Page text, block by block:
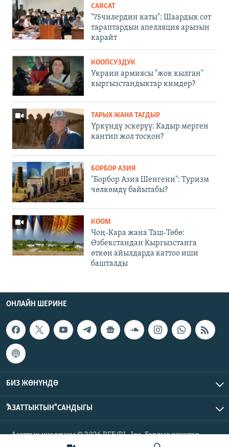
САЯСАТ
"75чилердин каты": Шаардык сот
тараптардын апелляция арызын
карайт
КООПСУЗДУК
Украин армиясы "жок кылган"
кыргызстандыктар кимдер?
ТАРЫХ ЖАНА ТАГДЫР
Үркүндү эскерүү: Кадыр мерген
кантип жол тоскон?
БОРБОР АЗИЯ
"Борбор Азия Шенгени": Туризм
чөлкөмдү байытабы?
КООМ
Чоң-Кара жана Таш-Төбө:
Өзбекстандан Кыргызстанга
өткөн айылдарда каттоо иши
башталды
ОНЛАЙН ШЕРИНЕ
БИЗ ЖӨНҮНДӨ
"АЗАТТЫКТЫН" САНДЫГЫ
Азаттык үналгысы © 2026 RFE/RL, Inc. Бардык укуктар